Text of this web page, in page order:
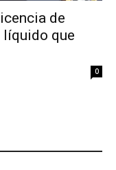
de
líquido que
0